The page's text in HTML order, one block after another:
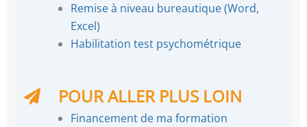
Remise à niveau bureautique (Word,
Excel)
Habilitation test psychométrique
POUR ALLER PLUS LOIN
Financement de ma formation